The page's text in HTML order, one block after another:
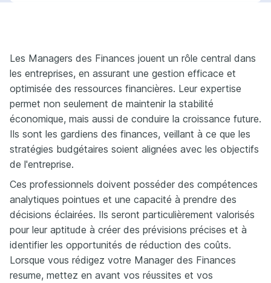
Voyages Culturels
Apprendre et découvrir les
cultures du monde entier, élargir
mes horizons personnels et
professionnels.
Les Managers des Finances jouent un rôle central dans
les entreprises, en assurant une gestion efficace et
optimisée des ressources financières. Leur expertise
permet non seulement de maintenir la stabilité
économique, mais aussi de conduire la croissance future.
Ils sont les gardiens des finances, veillant à ce que les
stratégies budgétaires soient alignées avec les objectifs
de l'entreprise.
Ces professionnels doivent posséder des compétences
analytiques pointues et une capacité à prendre des
décisions éclairées. Ils seront particulièrement valorisés
pour leur aptitude à créer des prévisions précises et à
identifier les opportunités de réduction des coûts.
Lorsque vous rédigez votre Manager des Finances
resume, mettez en avant vos réussites et vos